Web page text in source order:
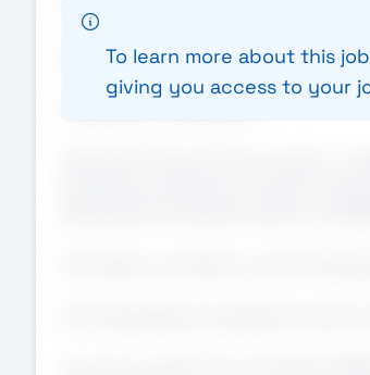
Orario: tre turni
To learn more about this
giving you access to your